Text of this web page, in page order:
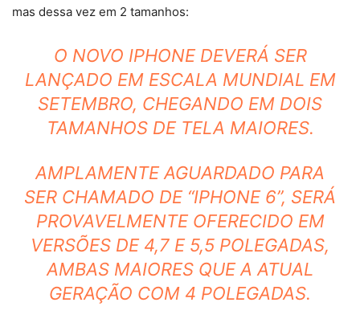
mas dessa vez em 2 tamanhos:
O NOVO IPHONE DEVERÁ SER
LANÇADO EM ESCALA MUNDIAL EM
SETEMBRO, CHEGANDO EM DOIS
TAMANHOS DE TELA MAIORES.
AMPLAMENTE AGUARDADO PARA
SER CHAMADO DE “IPHONE 6”, SERÁ
PROVAVELMENTE OFERECIDO EM
VERSÕES DE 4,7 E 5,5 POLEGADAS,
AMBAS MAIORES QUE A ATUAL
GERAÇÃO COM 4 POLEGADAS.